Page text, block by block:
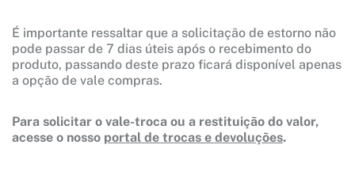
É importante ressaltar que a solicitação de estorno não
pode passar de 7 dias úteis após o recebimento do
produto, passando deste prazo ficará disponível apenas
a opção de vale compras.
Para solicitar o vale-troca ou a restituição do valor,
acesse o nosso portal de trocas e devoluções.